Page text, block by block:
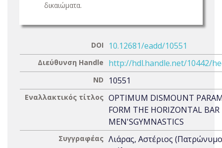
δικαιώματα.
DOI 10.12681/eadd/10551
Διεύθυνση Handle http://hdl.handle.net/10442/
ND 10551
Εναλλακτικός τίτλος OPTIMUM DISMOUNT
FORM THE HORIZONTAL
MEN'SGYMNASTICS
Συγγραφέας Λιάρας, Αστέριος